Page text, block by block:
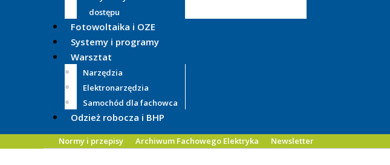
dostępu
Fotowoltaika i OZE
Systemy i programy
Warsztat
Narzędzia
Elektronarzędzia
Samochód dla fachowca
Odzież robocza i BHP
Normy i przepisy Archiwum Fachowego Elektryka Newsletter